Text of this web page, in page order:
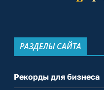
РАЗДЕЛЫ САЙТА
Рекорды для бизнеса